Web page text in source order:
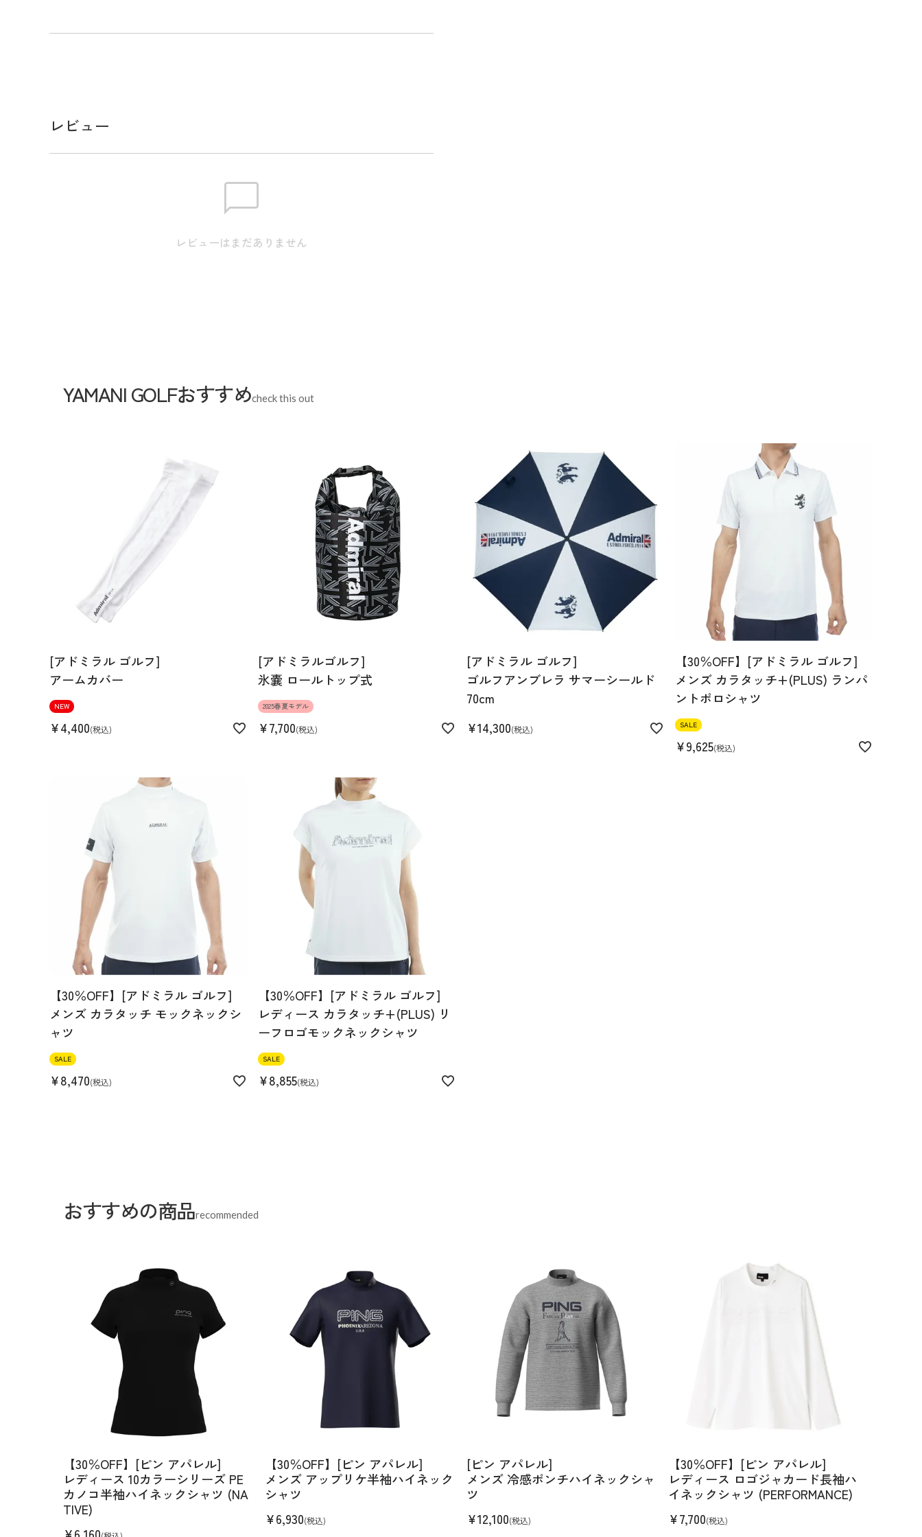
どんなコーデに合わせやすいので、ゴルフなどのスポーツシーンに限らずアウ
※実寸のため、商品タグのサイズ表記（目安）とは異なります。
Sleeve length
Length
Shoulder width 44.5cm
3L
172cm 71kgRecommended
Find out more on your body type
ポリエステル 100%
レビュー
レビューはまだありません
YAMANI GOLFおすすめcheck this out
[アドミラル ゴルフ]
アームカバー
NEW
¥4,400 税込
[アドミラルゴルフ]
氷嚢 ロールトップ式
2025春夏モデル
¥7,700 税込
[アドミラル ゴルフ]
ゴルフアンブレラ サマーシールド
70cm
¥14,300 税込
【30％OFF】[アドミラル ゴルフ]
メンズ カラタッチ+(PLUS) ランパ
ントポロシャツ
SALE
¥9,625 税込
【30％OFF】[アドミラル ゴルフ]
メンズ カラタッチ モックネックシ
ャツ
SALE
¥8,470 税込
【30％OFF】[アドミラル ゴルフ]
レディース カラタッチ+(PLUS) リ
ーフロゴモックネックシャツ
SALE
¥8,855 税込
おすすめの商品recommended
【30％OFF】[ピン アパレル]
レディース 10カラーシリーズ PE
カノコ半袖ハイネックシャツ (NA
TIVE)
【30％OFF】[ピン アパレル]
メンズ アップリケ半袖ハイネック
シャツ
¥6,930(税込)
[ピン アパレル]
メンズ 冷感ポンチハイネックシャ
ツ
¥12,100(税込)
【30％OFF】[ピン アパレル]
レディース ロゴジャカード長袖ハ
イネックシャツ (PERFORMANCE)
¥7,700(税込)